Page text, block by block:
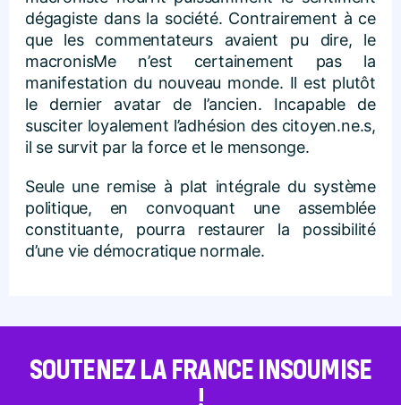
dégagiste dans la société. Contrairement à ce
que les commentateurs avaient pu dire, le
macronisMe n’est certainement pas la
manifestation du nouveau monde. Il est plutôt
le dernier avatar de l’ancien. Incapable de
susciter loyalement l’adhésion des citoyen.ne.s,
il se survit par la force et le mensonge.
Seule une remise à plat intégrale du système
politique, en convoquant une assemblée
constituante, pourra restaurer la possibilité
d’une vie démocratique normale.
SOUTENEZ LA FRANCE INSOUMISE
!